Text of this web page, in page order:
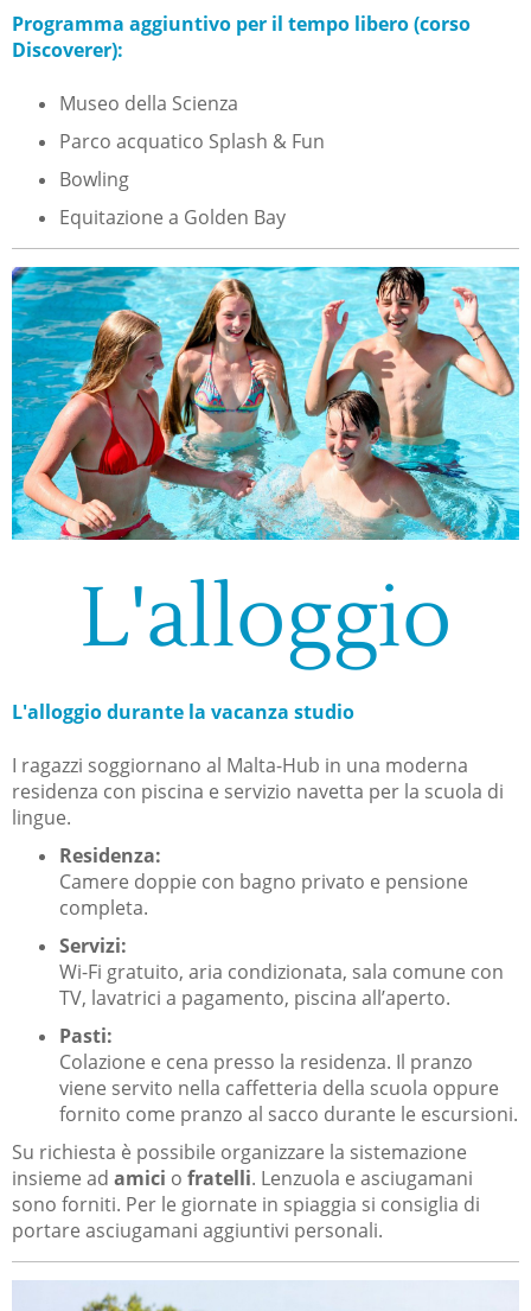
Programma aggiuntivo per il tempo libero (corso
Discoverer):
Museo della Scienza
Parco acquatico Splash & Fun
Bowling
Equitazione a Golden Bay
L'alloggio
L'alloggio durante la vacanza studio
I ragazzi soggiornano al Malta-Hub in una moderna
residenza con piscina e servizio navetta per la scuola di
lingue.
Residenza:
Camere doppie con bagno privato e pensione
completa.
Servizi:
Wi-Fi gratuito, aria condizionata, sala comune con
TV, lavatrici a pagamento, piscina all’aperto.
Pasti:
Colazione e cena presso la residenza. Il pranzo
viene servito nella caffetteria della scuola oppure
fornito come pranzo al sacco durante le escursioni.
Su richiesta è possibile organizzare la sistemazione
insieme ad amici o fratelli. Lenzuola e asciugamani
sono forniti. Per le giornate in spiaggia si consiglia di
portare asciugamani aggiuntivi personali.